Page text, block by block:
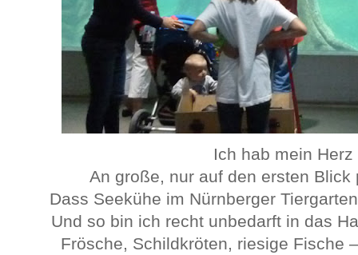
Ich hab mein
An große, nur auf den ersten
Dass Seekühe im Nürnberger
Und so bin ich recht unbedarft in das
Frösche, Schildkröten, riesige Fische